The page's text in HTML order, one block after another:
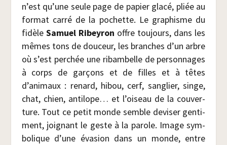
n’est qu’une seule page de papier gla­cé, pliée au
for­mat car­ré de la pochette. Le gra­phisme du
fidèle Samuel Ribey­ron offre tou­jours, dans les
mêmes tons de dou­ceur, les branches d’un arbre
où s’est per­chée une ribam­belle de per­son­nages
à corps de gar­çons et de filles et à têtes
d’animaux : renard, hibou, cerf, san­glier, singe,
chat, chien, anti­lope… et l’oiseau de la cou­ver­
ture. Tout ce petit monde semble devi­ser gen­ti­
ment, joi­gnant le geste à la parole. Image sym­
bo­lique d’une éva­sion dans un monde, entre